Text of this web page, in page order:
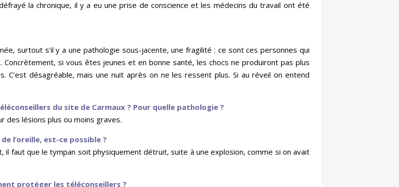
la chronique, il y a eu une prise de conscience et les médecins du travail ont été
surtout s’il y a une pathologie sous-jacente, une fragilité : ce sont ces personnes qui
si vous êtes jeunes et en bonne santé, les chocs ne produiront pas plus
C’est désagréable, mais une nuit après on ne les ressent plus. Si au réveil on entend
du site de Carmaux ? Pour quelle pathologie ?
des lésions plus ou moins graves.
l’oreille, est-ce possible ?
il faut que le tympan soit physiquement détruit, suite à une explosion, comme si on avait
protéger les téléconseillers ?